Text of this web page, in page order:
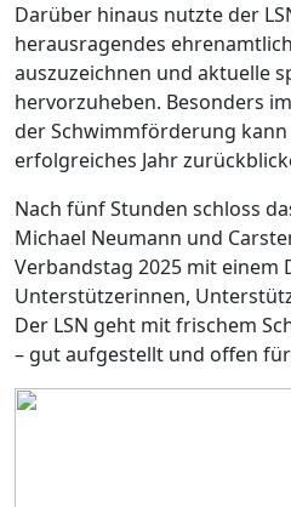
Darüber hinaus nutzte der
herausragendes
auszuzeichnen und aktuelle
hervorzuheben. Besonders
der Schwimmförderung kann
erfolgreiches Jahr
Nach fünf Stunden schloss
Michael Neumann und
Verbandstag 2025 mit einem
Unterstützerinnen,
Der LSN geht mit frischem
– gut aufgestellt und offen